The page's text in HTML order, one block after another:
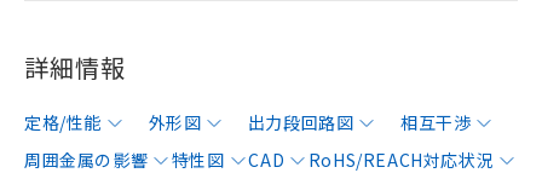
詳細情報
定格/性能 外形図 出力段回路図
相互干渉
周囲金属の影響
特性図 CAD
RoHS/REACH対応状況